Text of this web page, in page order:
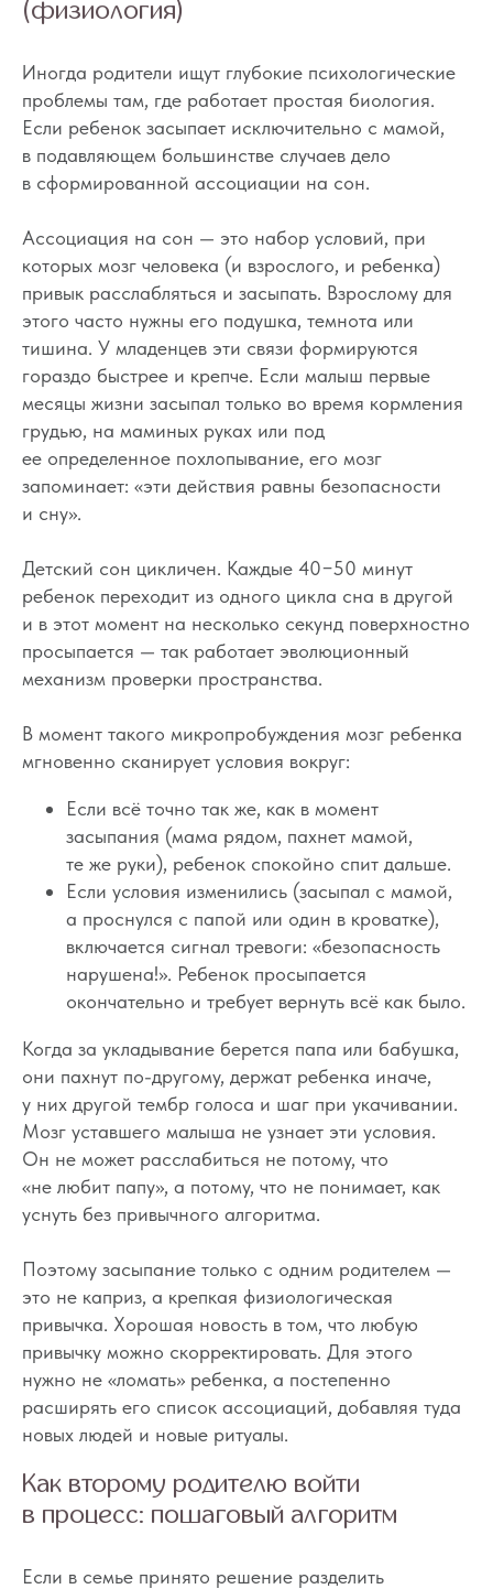
(физиология)
Иногда родители ищут глубокие психологические
проблемы там, где работает простая биология.
Если ребенок засыпает исключительно с мамой,
в подавляющем большинстве случаев дело
в сформированной ассоциации на сон.
Ассоциация на сон — это набор условий, при
которых мозг человека (и взрослого, и ребенка)
привык расслабляться и засыпать. Взрослому для
этого часто нужны его подушка, темнота или
тишина. У младенцев эти связи формируются
гораздо быстрее и крепче. Если малыш первые
месяцы жизни засыпал только во время кормления
грудью, на маминых руках или под
ее определенное похлопывание, его мозг
запоминает: «эти действия равны безопасности
и сну».
Детский сон цикличен. Каждые 40−50 минут
ребенок переходит из одного цикла сна в другой
и в этот момент на несколько секунд поверхностно
просыпается — так работает эволюционный
механизм проверки пространства.
В момент такого микропробуждения мозг ребенка
мгновенно сканирует условия вокруг:
Если всё точно так же, как в момент
засыпания (мама рядом, пахнет мамой,
те же руки), ребенок спокойно спит дальше.
Если условия изменились (засыпал с мамой,
а проснулся с папой или один в кроватке),
включается сигнал тревоги: «безопасность
нарушена!». Ребенок просыпается
окончательно и требует вернуть всё как было.
Когда за укладывание берется папа или бабушка,
они пахнут по-другому, держат ребенка иначе,
у них другой тембр голоса и шаг при укачивании.
Мозг уставшего малыша не узнает эти условия.
Он не может расслабиться не потому, что
«не любит папу», а потому, что не понимает, как
уснуть без привычного алгоритма.
Поэтому засыпание только с одним родителем —
это не каприз, а крепкая физиологическая
привычка. Хорошая новость в том, что любую
привычку можно скорректировать. Для этого
нужно не «ломать» ребенка, а постепенно
расширять его список ассоциаций, добавляя туда
новых людей и новые ритуалы.
Как второму родителю войти
в процесс: пошаговый алгоритм
Если в семье принято решение разделить